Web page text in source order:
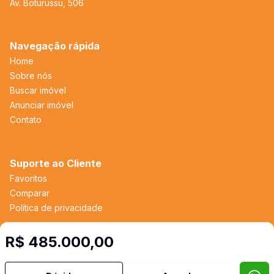
R$ 485.000,00
Av. Boturussu, 506
Navegação rápida
Home
Sobre nós
Buscar imóvel
Anunciar imóvel
Contato
Suporte ao Cliente
Favoritos
Comparar
Política de privacidade
Selo de Tecnologia Loft